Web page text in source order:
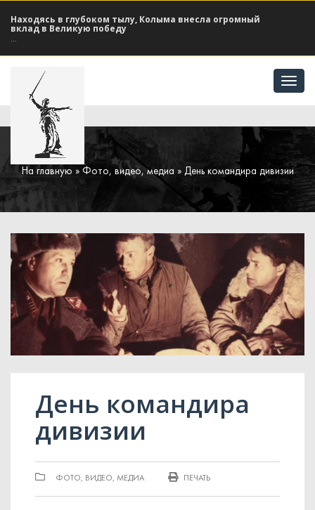
Находясь в глубоком тылу, Колыма внесла огромный
вклад в Великую победу
...
На главную » Фото, видео, медиа » День командира дивизии
День командира
дивизии
ФОТО, ВИДЕО, МЕДИА ПЕЧАТЬ